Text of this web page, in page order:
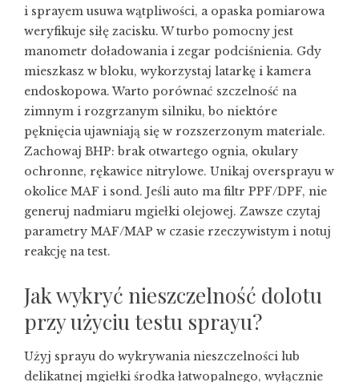
i sprayem usuwa wątpliwości, a opaska pomiarowa
weryfikuje siłę zacisku. W turbo pomocny jest
manometr doładowania i zegar podciśnienia. Gdy
mieszkasz w bloku, wykorzystaj latarkę i kamera
endoskopowa. Warto porównać szczelność na
zimnym i rozgrzanym silniku, bo niektóre
pęknięcia ujawniają się w rozszerzonym materiale.
Zachowaj BHP: brak otwartego ognia, okulary
ochronne, rękawice nitrylowe. Unikaj oversprayu w
okolice MAF i sond. Jeśli auto ma filtr PPF/DPF, nie
generuj nadmiaru mgiełki olejowej. Zawsze czytaj
parametry MAF/MAP w czasie rzeczywistym i notuj
reakcję na test.
Jak wykryć nieszczelność dolotu
przy użyciu testu sprayu?
Użyj sprayu do wykrywania nieszczelności lub
delikatnej mgiełki środka łatwopalnego, wyłącznie